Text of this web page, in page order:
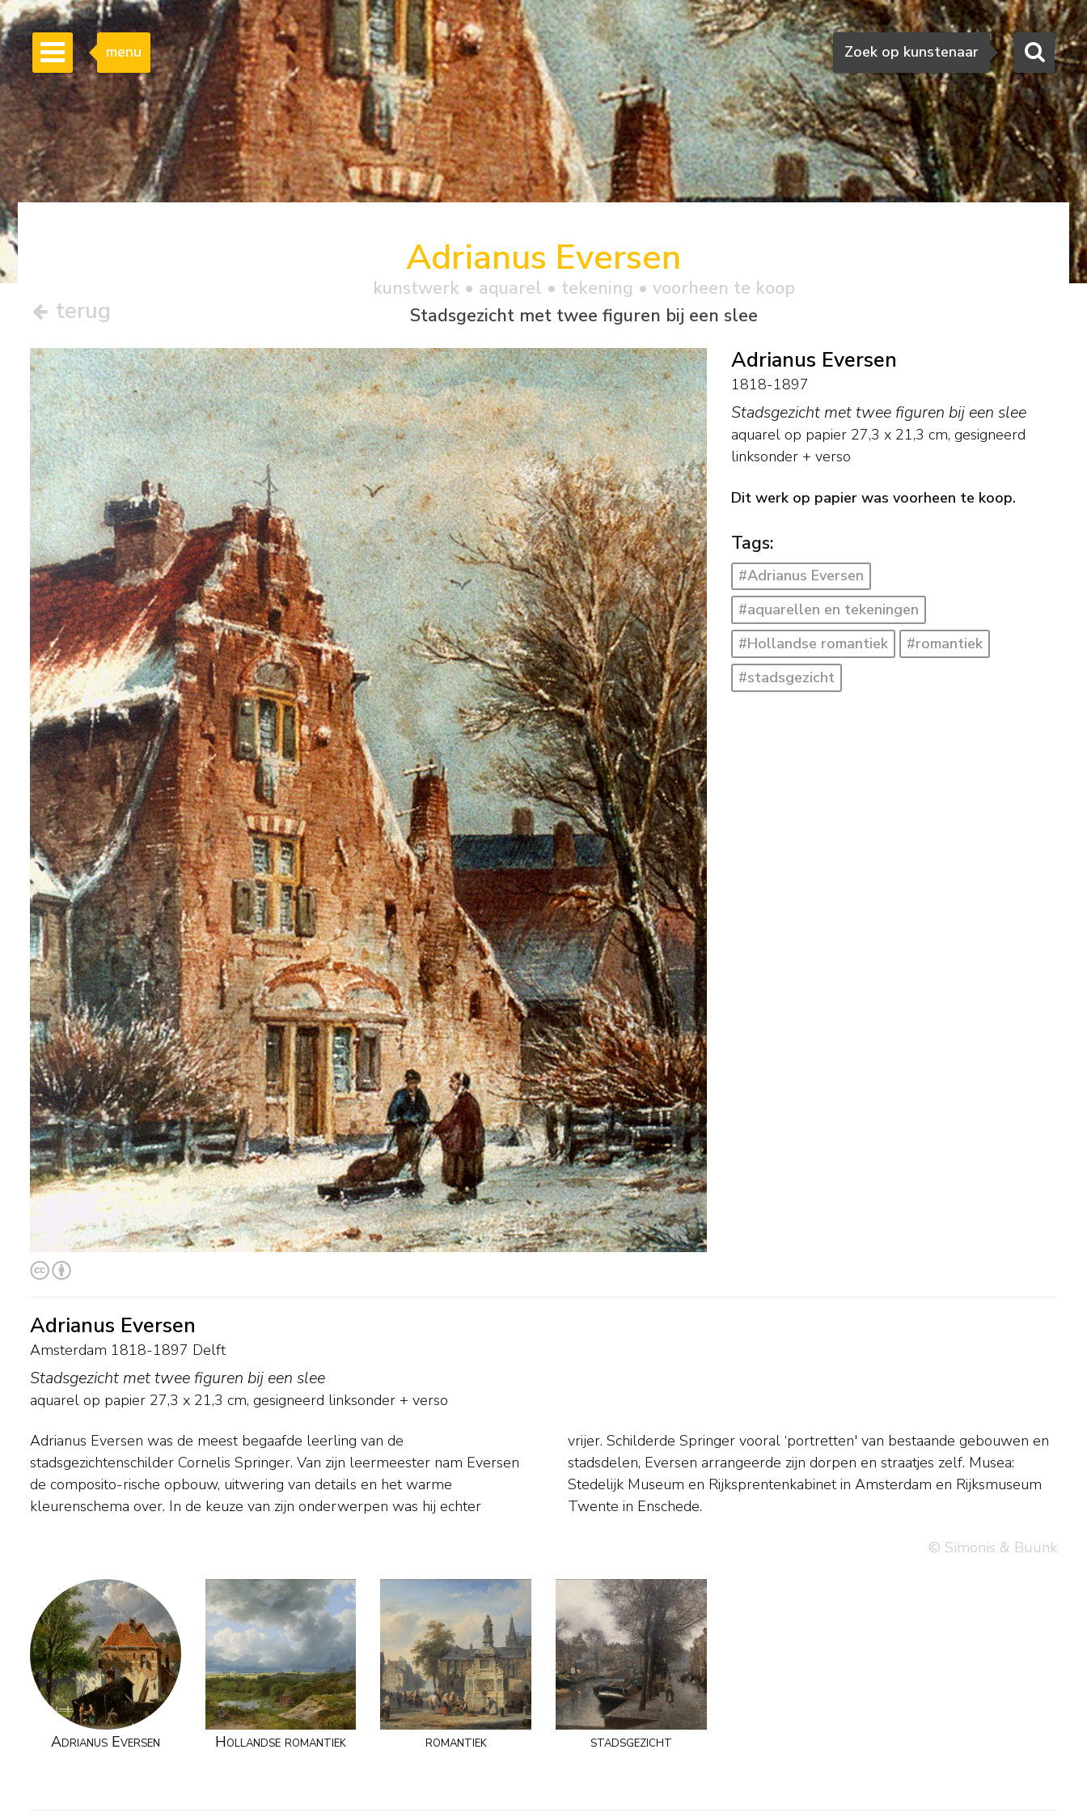
Zoeken
Zoek op kunstenaar
menu
terug
Adrianus Eversen
kunstwerk • aquarel • tekening • voorheen te koop
Stadsgezicht met twee figuren bij een slee
Adrianus Eversen
1818-1897
Stadsgezicht met twee figuren bij een slee
aquarel op papier 27,3 x 21,3 cm, gesigneerd
linksonder + verso
Dit werk op papier was voorheen te koop.
Tags:
#Adrianus Eversen
#aquarellen en tekeningen
#Hollandse romantiek
#romantiek
#stadsgezicht
Adrianus Eversen
Amsterdam 1818-1897 Delft
Stadsgezicht met twee figuren bij een slee
aquarel op papier 27,3 x 21,3 cm, gesigneerd linksonder + verso
Adrianus Eversen was de meest begaafde leerling van de
stadsgezichtenschilder Cornelis Springer. Van zijn leermeester nam Eversen
de composito-rische opbouw, uitwering van details en het warme
kleurenschema over. In de keuze van zijn onderwerpen was hij echter
vrijer. Schilderde Springer vooral ‘portretten' van bestaande gebouwen en
stadsdelen, Eversen arrangeerde zijn dorpen en straatjes zelf. Musea:
Stedelijk Museum en Rijksprentenkabinet in Amsterdam en Rijksmuseum
Twente in Enschede.
© Simonis & Buunk
Adrianus Eversen Hollandse romantiek romantiek stadsgezicht